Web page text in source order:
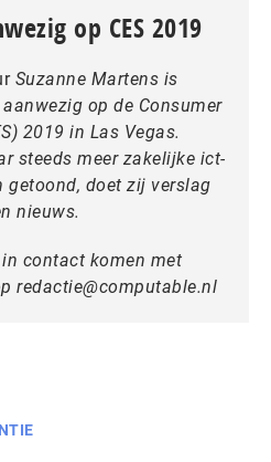
op CES 2019
Suzanne Martens is
op de Consumer
2019 in Las Vegas.
steeds meer zakelijke ict-
getoond, doet zij verslag
nieuws.
contact komen met
redactie@computable.nl